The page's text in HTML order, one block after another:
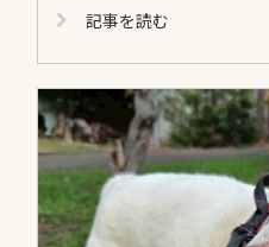
記事を読む